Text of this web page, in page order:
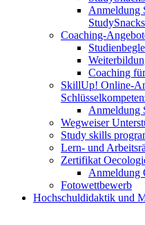
Anmeldung
StudySnacks
Coaching-
Coaching
SkillUp! Online-
Anmeldung
Wegweiser
Study skills
Lern- und
Zertifikat
Anmeldung
Fotowettbewerb
Hochschuldidaktik und